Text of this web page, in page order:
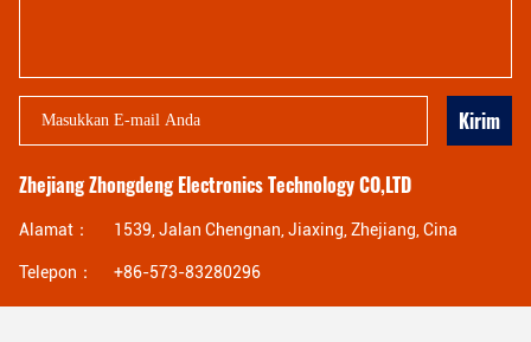
Kirim
Zhejiang Zhongdeng Electronics Technology CO,LTD
Alamat： 1539, Jalan Chengnan, Jiaxing, Zhejiang, Cina
Telepon： +86-573-83280296